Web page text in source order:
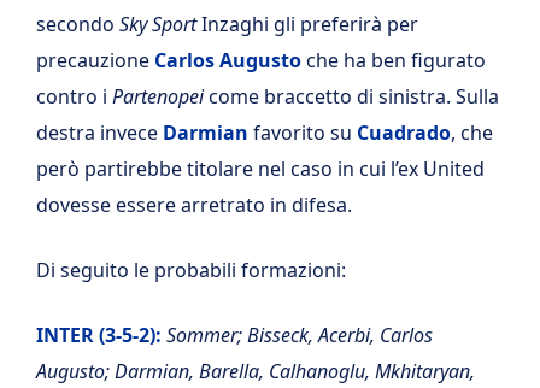
secondo Sky SportInzaghi gli preferirà per
precauzione Carlos Augustoche ha ben figurato
contro i Partenopeicome braccetto di sinistra. Sulla
destra invece Darmian favorito su Cuadrado, che
però partirebbe titolare nel caso in cui l’ex United
dovesse essere arretrato in difesa.
Di seguito le probabili formazioni:
INTER (3-5-2): Sommer; Bisseck, Acerbi, Carlos
Augusto; Darmian, Barella, Calhanoglu, Mkhitaryan,